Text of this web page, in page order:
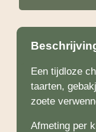
Een tijdloze
taarten,
zoete
Afmeting per